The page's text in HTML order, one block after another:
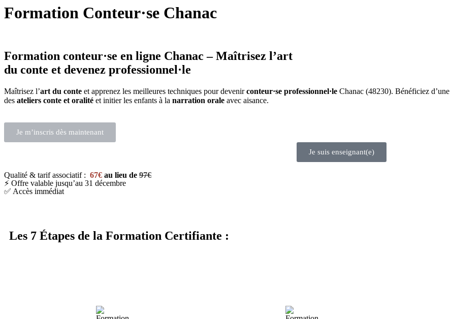
Formation Conteur·se Chanac
Formation conteur·se en ligne Chanac – Maîtrisez l’art
du conte et devenez professionnel·le
Maîtrisez l’art du conte et apprenez les meilleures techniques pour devenirconteur·se professionnel·le Chanac (48230). Bénéficiez d’une
des ateliers conte et oralité et initier les enfants à la narration orale avec aisance.
Je m’inscris dès maintenant
Je suis enseignant(e)
Qualité & tarif associatif : 67€ au lieu de 97€
⚡ Offre valable jusqu’au 31 décembre
✅ Accès immédiat
Les 7 Étapes de la Formation Certifiante :